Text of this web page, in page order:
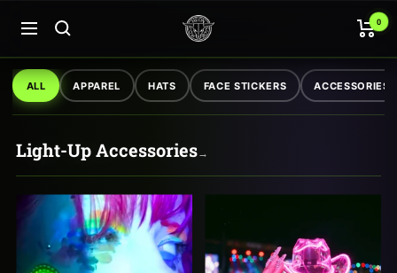
contenido
Navigación
Neon
Cowboys
0
Accesorios iluminados
ALL APPAREL HATS FACE STICKERS ACCESSORIES
Light-Up Accessories→